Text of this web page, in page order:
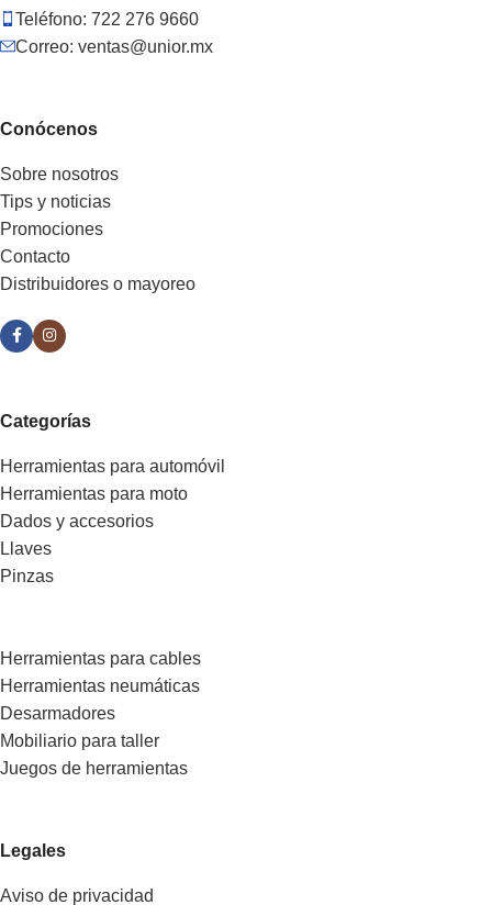
Teléfono: 722 276 9660
Correo: ventas@unior.mx
Conócenos
Sobre nosotros
Tips y noticias
Promociones
Contacto
Distribuidores o mayoreo
Categorías
Herramientas para automóvil
Herramientas para moto
Dados y accesorios
Llaves
Pinzas
Herramientas para cables
Herramientas neumáticas
Desarmadores
Mobiliario para taller
Juegos de herramientas
Legales
Aviso de privacidad